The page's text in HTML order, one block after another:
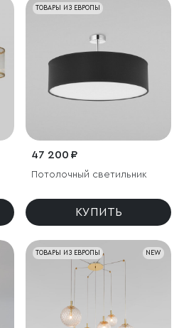
ТОВАРЫ ИЗ ЕВРОПЫ
47 200 ₽
Потолочный светильник
КУПИТЬ
NEW
ТОВАРЫ ИЗ ЕВРОПЫ